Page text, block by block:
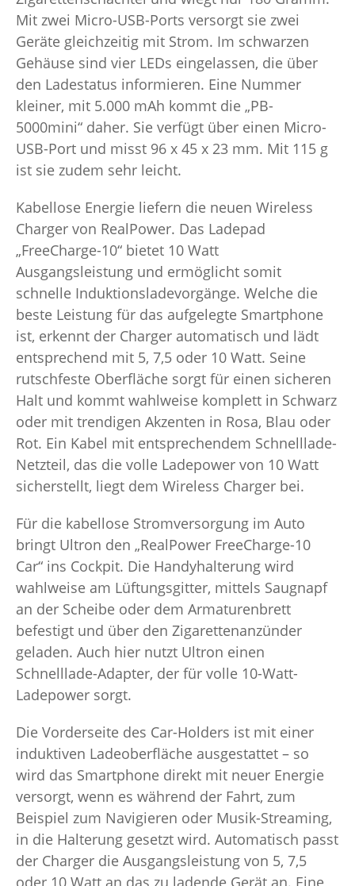
Mit zwei Micro-USB-Ports versorgt sie zwei
Geräte gleichzeitig mit Strom. Im schwarzen
Gehäuse sind vier LEDs eingelassen, die über
den Ladestatus informieren. Eine Nummer
kleiner, mit 5.000 mAh kommt die „PB-
5000mini“ daher. Sie verfügt über einen Micro-
USB-Port und misst 96 x 45 x 23 mm. Mit 115 g
ist sie zudem sehr leicht.
Kabellose Energie liefern die neuen Wireless
Charger von RealPower. Das Ladepad
„FreeCharge-10“ bietet 10 Watt
Ausgangsleistung und ermöglicht somit
schnelle Induktionsladevorgänge. Welche die
beste Leistung für das aufgelegte Smartphone
ist, erkennt der Charger automatisch und lädt
entsprechend mit 5, 7,5 oder 10 Watt. Seine
rutschfeste Oberfläche sorgt für einen sicheren
Halt und kommt wahlweise komplett in Schwarz
oder mit trendigen Akzenten in Rosa, Blau oder
Rot. Ein Kabel mit entsprechendem Schnelllade-
Netzteil, das die volle Ladepower von 10 Watt
sicherstellt, liegt dem Wireless Charger bei.
Für die kabellose Stromversorgung im Auto
bringt Ultron den „RealPower FreeCharge-10
Car“ ins Cockpit. Die Handyhalterung wird
wahlweise am Lüftungsgitter, mittels Saugnapf
an der Scheibe oder dem Armaturenbrett
befestigt und über den Zigarettenanzünder
geladen. Auch hier nutzt Ultron einen
Schnelllade-Adapter, der für volle 10-Watt-
Ladepower sorgt.
Die Vorderseite des Car-Holders ist mit einer
induktiven Ladeoberfläche ausgestattet – so
wird das Smartphone direkt mit neuer Energie
versorgt, wenn es während der Fahrt, zum
Beispiel zum Navigieren oder Musik-Streaming,
in die Halterung gesetzt wird. Automatisch passt
der Charger die Ausgangsleistung von 5, 7,5